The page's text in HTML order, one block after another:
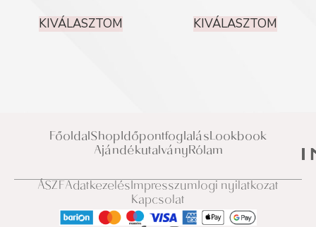
KIVÁLASZTOM KIVÁLASZTOM
FőoldalShopIdőpontfoglalásLookbook
AjándékutalványRólam
ÁSZFAdatkezelésImpresszumJogi nyilatkozat
Kapcsolat